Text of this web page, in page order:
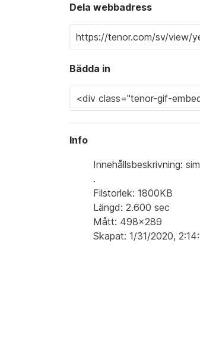
Dela webbadress
Bädda in
Info
Innehållsbeskrivning:
.
Filstorlek: 1800KB
Längd: 2.600 sec
Mått: 498x289
Skapat: 1/31/2020,